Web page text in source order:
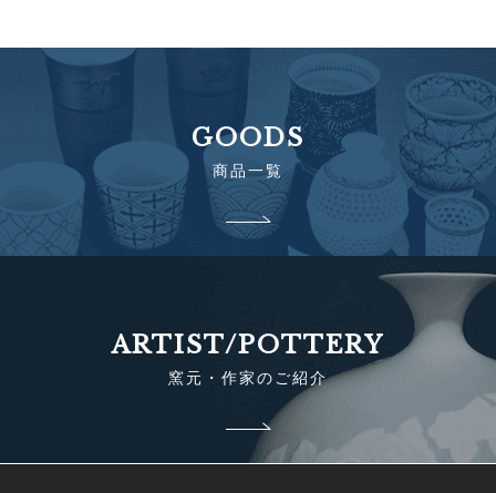
GOODS
商品一覧
ARTIST/POTTERY
窯元・作家のご紹介